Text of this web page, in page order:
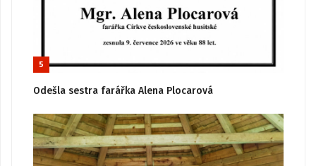
5
Odešla sestra farářka Alena Plocarová